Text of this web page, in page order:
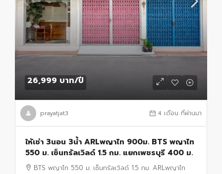
26,999 บาท/ปี
prayatjat3 4 เดือน ที่ผ่านมา
ให้เช่า 3นอน 3น้ำ ARLพญาไท 900ม. BTS พญาไท
550 ม. เซ็นทรัลเวิลด์ 1.5 กม. แยกเพชรบุรี 400 ม.
BTS พญาไท 550 ม. เซ็นทรัลเวิลด์ 1.5 กม. ARLพญาไท